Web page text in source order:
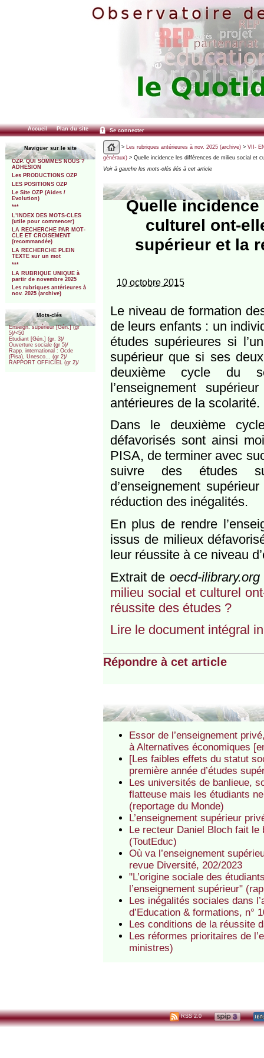
Accueil Plan du site Se connecter
Naviguer sur le site
OZP. QUI SOMMES NOUS ?
ADHESION
Les PRODUCTIONS OZP
LES POSITIONS OZP
Le Site OZP (Aides /
Evolution)
***
L’INDEX DES MOTS-CLES
(utile pour commencer)
LA RECHERCHE PAR MOT-
CLE ET CROISEMENT
(recommandée)
LA RECHERCHE PLEIN
TEXTE sur un mot
***
LA RUBRIQUE UNIQUE à
partir de novembre 2025
Les rubriques antérieures à
nov. 2025 (archive)
Mots-clés
Enseign. supérieur [Gén.] (gr
5)/<50
Etudiant [Gén.] (gr. 3)/
Ouverture sociale (gr 5)/
Rapp. international : Ocde
(Pisa), Unesco... (gr 2)/
RAPPORT OFFICIEL (gr 2)/
> Les rubriques antérieures à nov. 2025 (archive)> VII-
généraux)> Quelle incidence les différences de milieu social et
Voir à gauche les mots-clés liés à cet article
Quelle
culturel ont-
supérieur et la
10 octobre 2015
Le niveau de formation
de leurs enfants : un
études supérieures si
supérieur que si ses
deuxième cycle du
l’enseignement
antérieures de la scolarité.
Dans le deuxième
défavorisés sont ainsi
PISA, de terminer avec
suivre des études
d’enseignement
réduction des inégalités.
En plus de rendre
issus de milieux
leur réussite à ce niveau
Extrait de oecd-ilibrary.org
milieu social et culturel
réussite des études ?
Lire le document intégral
Répondre à cet article
Essor de l’enseignement
à Alternatives économiques
[Les faibles effets du statut
première année d’études
Les universités de banlieue,
flatteuse mais les étudiants
(reportage du Monde)
L’enseignement supérieur
Le recteur Daniel Bloch fait le
(ToutEduc)
Où va l’enseignement
revue Diversité, 202/2023
"L’origine sociale des
l’enseignement supérieur"
Les inégalités sociales dans
d’Education & formations, n°
Les conditions de la réussite
Les réformes prioritaires de
ministres)
RSS 2.0